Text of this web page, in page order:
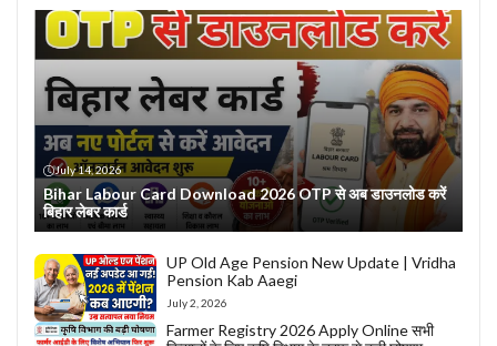
July 14, 2026
Bihar Labour Card Download 2026 OTP से अब डाउनलोड करें
बिहार लेबर कार्ड
UP Old Age Pension New Update | Vridha
Pension Kab Aaegi
July 2, 2026
Farmer Registry 2026 Apply Online सभी